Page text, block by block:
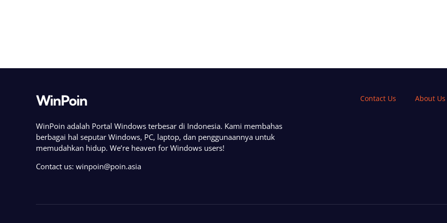
WinPoin
WinPoin adalah Portal Windows terbesar di Indonesia. Kami membahas
berbagai hal seputar Windows, PC, laptop, dan penggunaannya untuk
memudahkan hidup. We’re heaven for Windows users!
Contact us: winpoin@poin.asia
Contact Us About Us